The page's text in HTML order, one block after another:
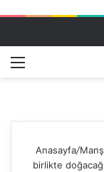
Anasayfa/
birlikte